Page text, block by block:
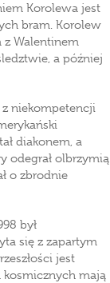
Korolewa jest
bram. Korolew
z Walentinem
a później
z niekompetencji
diakonem, a
odegrał olbrzymią
o zbrodnie
był
się z zapartym
jest
kosmicznych mają